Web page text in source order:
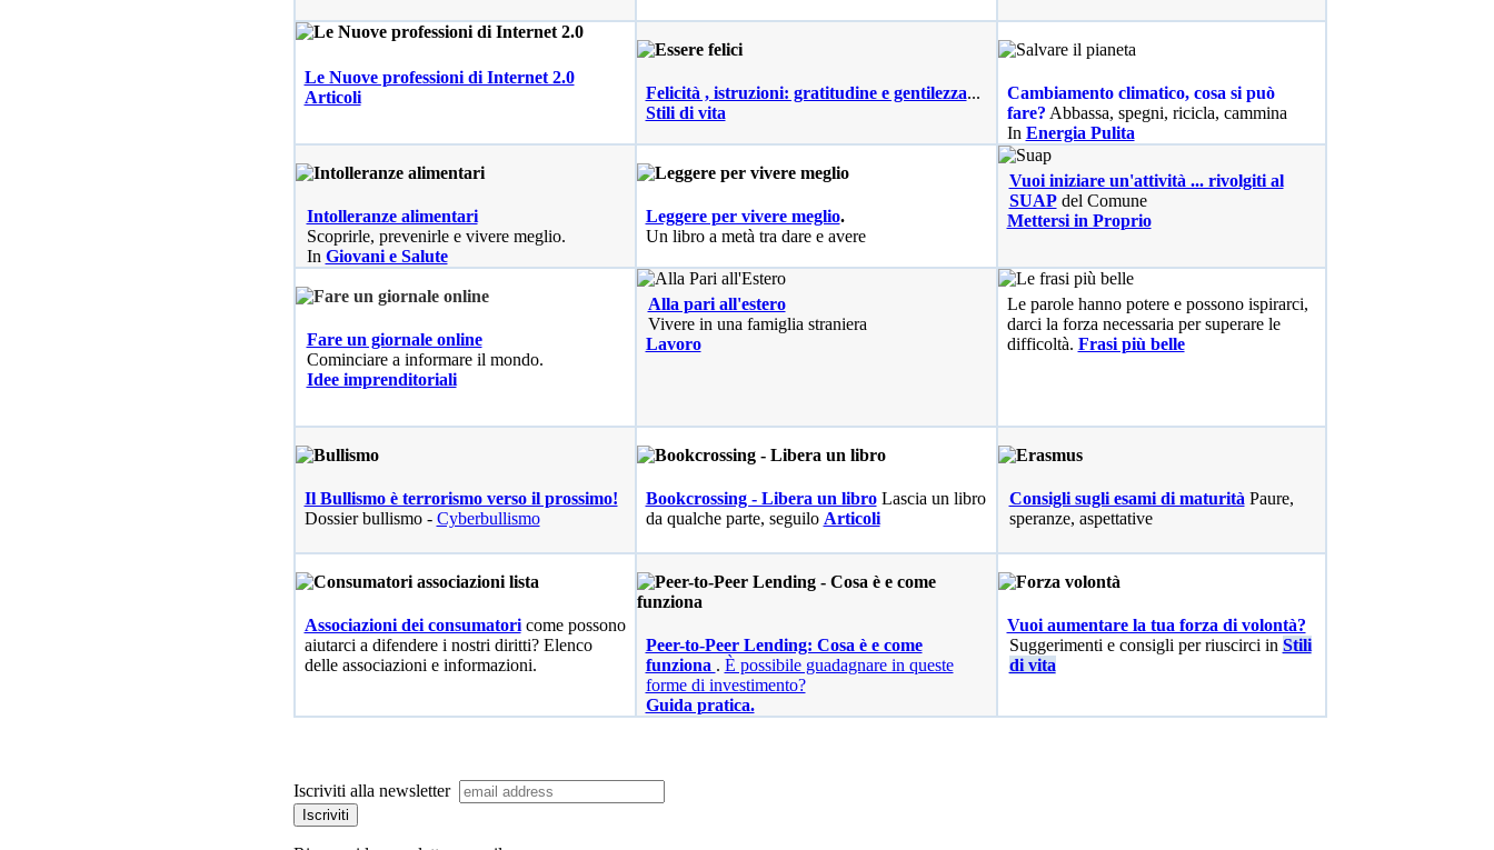
Le Nuove professioni di Internet 2.0
Articoli
Felicità , istruzioni: gratitudine e gentilezza...
Stili di vita
Cambiamento climatico, cosa si può
fare? Abbassa, spegni, ricicla, cammina
In Energia Pulita
Intolleranze alimentari
Scoprirle, prevenirle e vivere meglio.
In Giovani e Salute
Leggere per vivere meglio.
Un libro a metà tra dare e avere
Vuoi iniziare un'attività ... rivolgiti al
SUAPdel Comune
Mettersi in Proprio
Fare un giornale online
Cominciare a informare il mondo.
Idee imprenditoriali
Alla pari all'estero
Vivere in una famiglia straniera
Lavoro
Le parole hanno potere e possono ispirarci,
darci la forza necessaria per superare le
difficoltà. Frasi più belle
Il Bullismo è terrorismo verso il prossimo!
Dossier bullismo - Cyberbullismo
Bookcrossing - Libera un libroLascia un libro
da qualche parte, seguilo Articoli
Consigli sugli esami di maturità Paure,
speranze, aspettative
Associazioni dei consumatoricome possono
aiutarci a difendere i nostri diritti? Elenco
delle associazioni e informazioni.
Peer-to-Peer Lending: Cosa è e come
funziona . È possibile guadagnare in queste
forme di investimento?
Guida pratica.
Vuoi aumentare la tua forza di volontà?
Suggerimenti e consigli per riuscirci in Stili
di vita
Iscriviti alla newsletter